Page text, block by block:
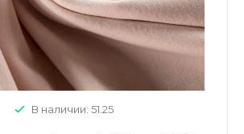
В наличии: 51.25